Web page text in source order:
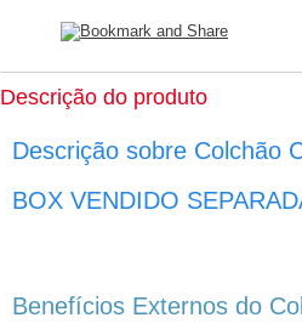
Descrição do produto
Descrição sobre Colchão
BOX VENDIDO
Benefícios Externos do